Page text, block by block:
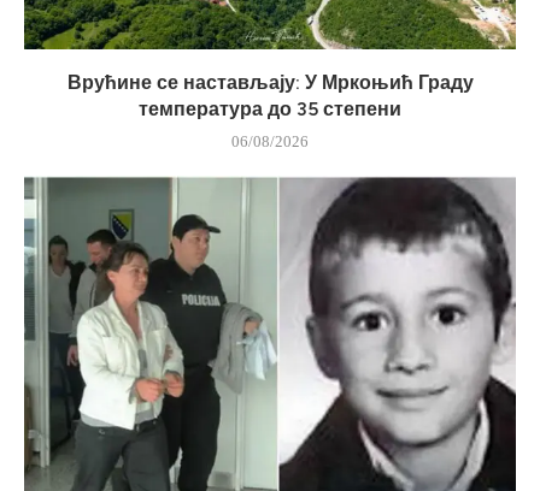
Врућине се настављају: У Мркоњић Граду
температура до 35 степени
06/08/2026